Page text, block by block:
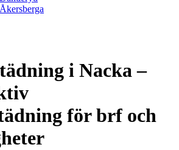
i Nacka –
för brf och